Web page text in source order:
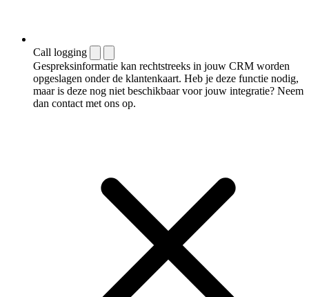
Call logging
Gespreksinformatie kan rechtstreeks in jouw CRM worden
opgeslagen onder de klantenkaart. Heb je deze functie nodig,
maar is deze nog niet beschikbaar voor jouw integratie? Neem
dan contact met ons op.